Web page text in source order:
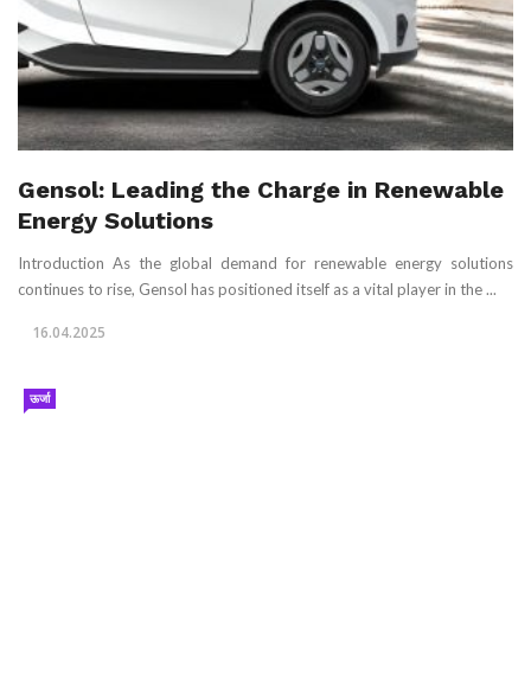
Gensol: Leading the Charge in Renewable
Energy Solutions
Introduction As the global demand for renewable energy solutions
continues to rise, Gensol has positioned itself as a vital player in the ...
16.04.2025
ऊर्जा